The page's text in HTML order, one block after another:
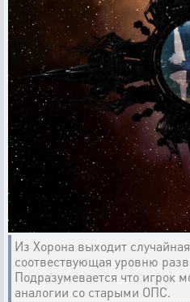
Из Хорона выходит
соотвествующая уровню
Подразумевается что игрок
аналогии со старыми ОПС.